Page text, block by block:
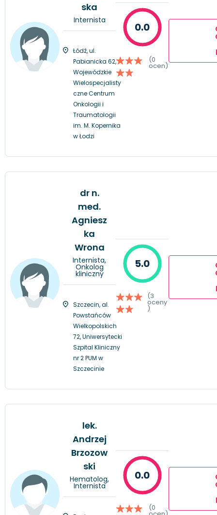
ska
Internista
Łódź, ul.
Pabianicka 62,
Wojewódzkie
Wielospecjalisty
czne Centrum
Onkologii i
Traumatologii
im. M. Kopernika
w Łodzi
0.0
(0
ocen)
dr n.
med.
Agniesz
ka
Wrona
Internista,
Onkolog
kliniczny
Szczecin, al.
Powstańców
Wielkopolskich
72, Uniwersytecki
Szpital Kliniczny
nr 2 PUM w
Szczecinie
5.0
(3
oceny
)
lek.
Andrzej
Brzozow
ski
Hematolog,
Internista
0.0
(0